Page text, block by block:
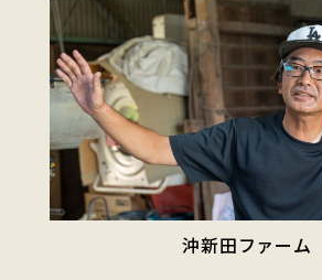
沖新田ファーム